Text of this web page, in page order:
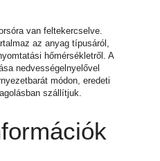
van feltekercselve.
az anyag típusáról,
hőmérsékletről. A
nedvességelnyelővel
módon, eredeti
szállítjuk.